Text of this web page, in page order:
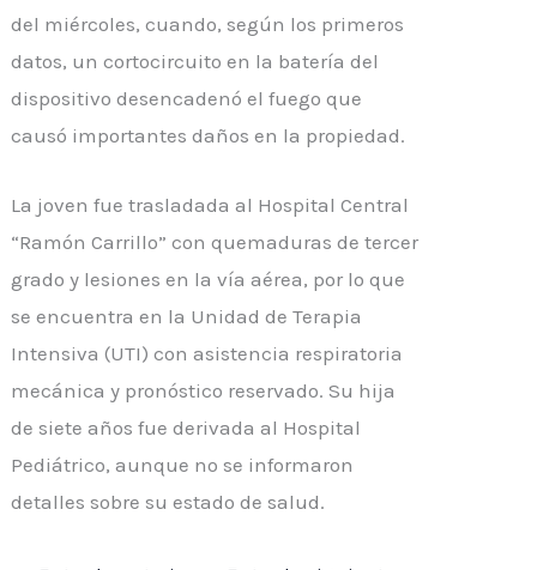
del miércoles, cuando, según los primeros
datos, un cortocircuito en la batería del
dispositivo desencadenó el fuego que
causó importantes daños en la propiedad.
La joven fue trasladada al Hospital Central
“Ramón Carrillo” con quemaduras de tercer
grado y lesiones en la vía aérea, por lo que
se encuentra en la Unidad de Terapia
Intensiva (UTI) con asistencia respiratoria
mecánica y pronóstico reservado. Su hija
de siete años fue derivada al Hospital
Pediátrico, aunque no se informaron
detalles sobre su estado de salud.